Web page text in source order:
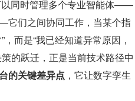
以同时管理多个专业智能体——
们之间协同工作，当某个指
而是“我已经知道异常原因，
的跃迁，正是当前技术路径中
的关键差异点 ，它让数字孪生